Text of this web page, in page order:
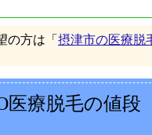
の方は「 摂津市の医療脱
医療脱毛の値段